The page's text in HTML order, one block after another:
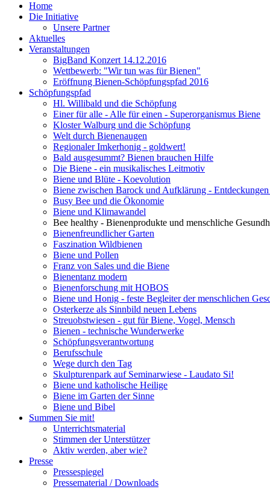
Home
Die Initiative
Unsere Partner
Aktuelles
Veranstaltungen
BigBand Konzert 14.12.2016
Wettbewerb: "Wir tun was für Bienen"
Eröffnung Bienen-Schöpfungspfad 2016
Schöpfungspfad
Hl. Willibald und die Schöpfung
Einer für alle - Alle für einen - Superorganismus Biene
Kloster Walburg und die Schöpfung
Welt durch Bienenaugen
Regionaler Imkerhonig - goldwert!
Bald ausgesummt? Bienen brauchen Hilfe
Die Biene - ein musikalisches Leitmotiv
Biene und Blüte - Koevolution
Biene zwischen Barock und Aufklärung -
Busy Bee und die Ökonomie
Biene und Klimawandel
Bee healthy - Bienenprodukte und menschliche
Bienenfreundlicher Garten
Faszination Wildbienen
Biene und Pollen
Franz von Sales und die Biene
Bienentanz modern
Bienenforschung mit HOBOS
Biene und Honig - feste Begleiter der menschlichen
Osterkerze als Sinnbild neuen Lebens
Streuobstwiesen - gut für Biene, Vogel, Mensch
Bienen - technische Wunderwerke
Schöpfungsverantwortung
Berufsschule
Wege durch den Tag
Skulpturenpark auf Seminarwiese - Laudato Si!
Biene und katholische Heilige
Biene im Garten der Sinne
Biene und Bibel
Summen Sie mit!
Unterrichtsmaterial
Stimmen der Unterstützer
Aktiv werden, aber wie?
Presse
Pressespiegel
Pressematerial / Downloads